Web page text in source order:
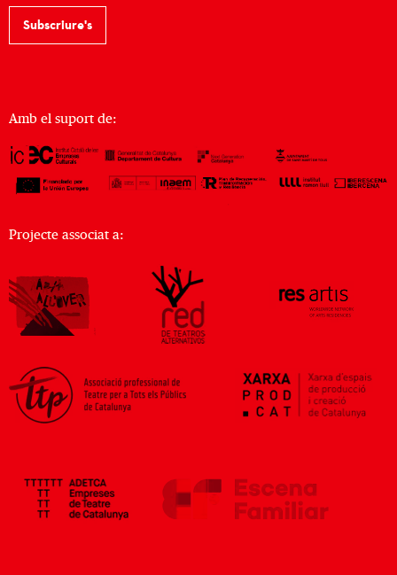
Subscriure's
Amb el suport de:
Projecte associat a: